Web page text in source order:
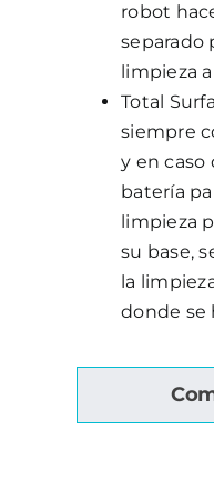
robot
separado
limpieza
Total
siempre
y en caso
batería
limpieza
su base,
la
donde se